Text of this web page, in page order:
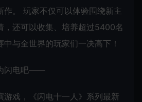
作。 玩家不仅可以体验围绕新主
，还可以收集、培养超过5400名
与全世界的玩家们一决高下！
闪电吧——
游戏，《闪电十一人》系列最新